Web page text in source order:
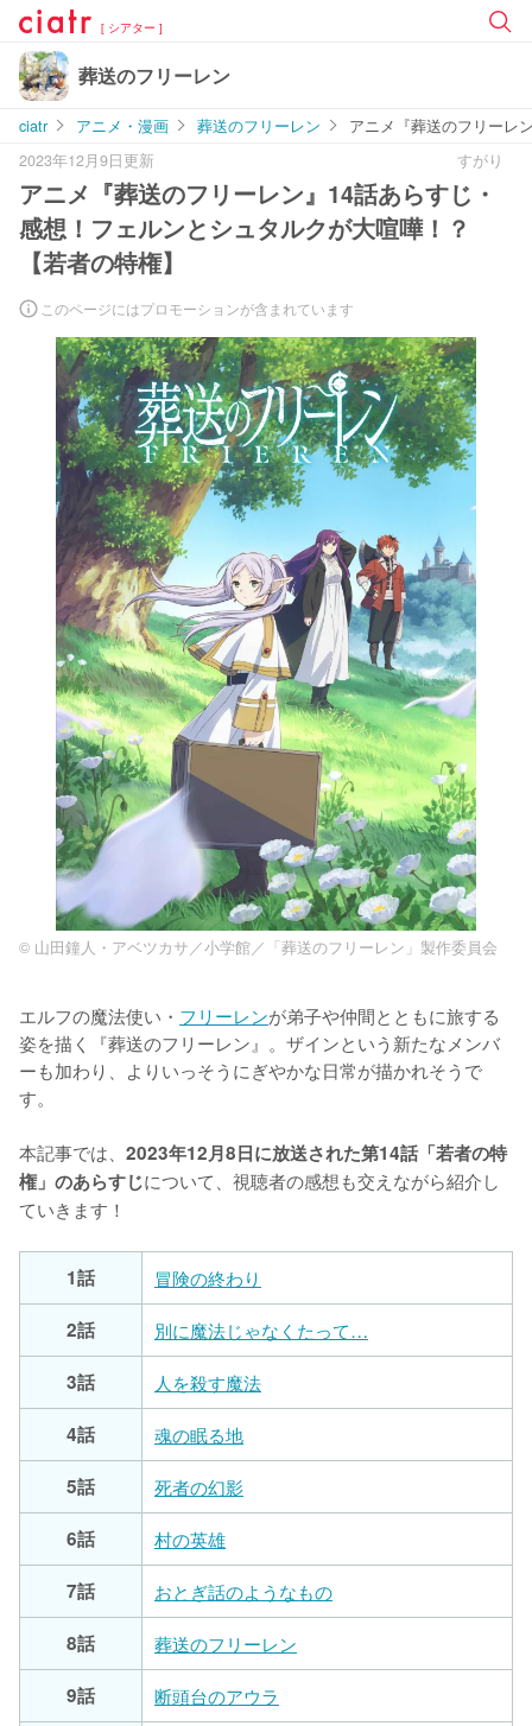
[ シアター ]
葬送のフリーレン
ciatr アニメ・漫画 葬送のフリーレン
アニメ『葬送のフリーレ
2023年12月9日更新
すがり
アニメ『葬送のフリーレン』14話あらすじ・
感想！フェルンとシュタルクが大喧嘩！？
【若者の特権】
このページにはプロモーションが含まれています
© 山田鐘人・アベツカサ／小学館／「葬送のフリーレン」製作委員会
エルフの魔法使い・ フリーレンが弟子や仲間とともに旅する
姿を描く『葬送のフリーレン』。ザインという新たなメンバ
ーも加わり、よりいっそうにぎやかな日常が描かれそうで
す。
本記事では、 2023年12月8日に放送された第14話「若者の特
権」のあらすじについて、視聴者の感想も交えながら紹介し
ていきます！
1話
冒険の終わり
2話
別に魔法じゃなくたって…
3話
人を殺す魔法
4話
魂の眠る地
5話
死者の幻影
6話
村の英雄
7話
おとぎ話のようなもの
8話
葬送のフリーレン
9話
断頭台のアウラ